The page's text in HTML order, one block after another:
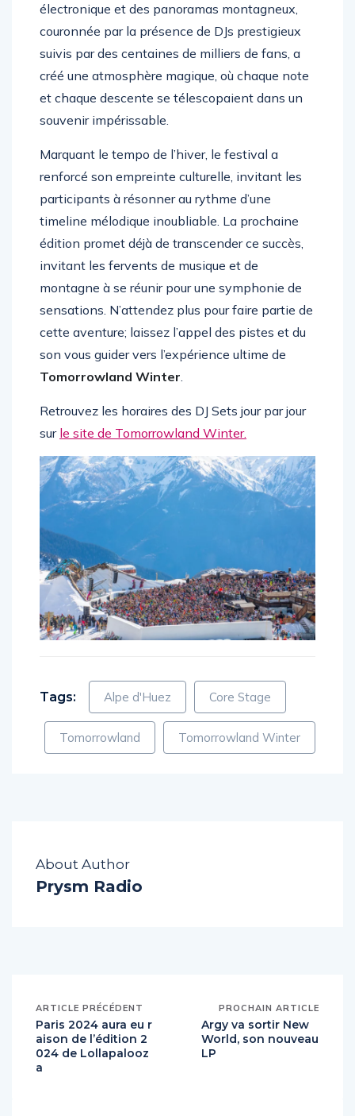
électronique et des panoramas montagneux,
couronnée par la présence de DJs prestigieux
suivis par des centaines de milliers de fans, a
créé une atmosphère magique, où chaque note
et chaque descente se télescopaient dans un
souvenir impérissable.
Marquant le tempo de l’hiver, le festival a
renforcé son empreinte culturelle, invitant les
participants à résonner au rythme d’une
timeline mélodique inoubliable. La prochaine
édition promet déjà de transcender ce succès,
invitant les fervents de musique et de
montagne à se réunir pour une symphonie de
sensations. N’attendez plus pour faire partie de
cette aventure; laissez l’appel des pistes et du
son vous guider vers l’expérience ultime de
Tomorrowland Winter.
Retrouvez les horaires des DJ Sets jour par jour
sur le site de Tomorrowland Winter.
Tags: Alpe d'Huez Core Stage
Tomorrowland Tomorrowland Winter
About Author
Prysm Radio
ARTICLE PRÉCÉDENT
Paris 2024 aura eu r
aison de l’édition 2
024 de Lollapalooz
a
PROCHAIN ARTICLE
Argy va sortir New
World, son nouveau
LP